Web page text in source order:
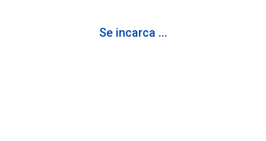
Se incarca ...